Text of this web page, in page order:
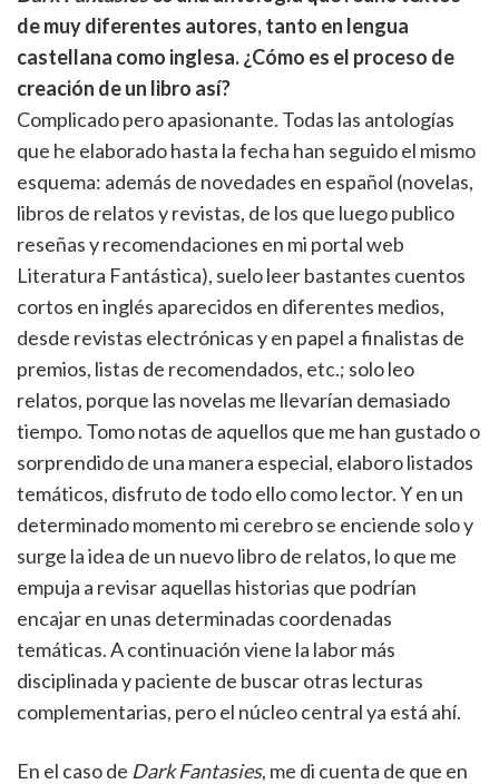
de muy diferentes autores, tanto en lengua
castellana como inglesa. ¿Cómo es el proceso de
creación de un libro así?
Complicado pero apasionante. Todas las antologías
que he elaborado hasta la fecha han seguido el mismo
esquema: además de novedades en español (novelas,
libros de relatos y revistas, de los que luego publico
reseñas y recomendaciones en mi portal web
Literatura Fantástica), suelo leer bastantes cuentos
cortos en inglés aparecidos en diferentes medios,
desde revistas electrónicas y en papel a finalistas de
premios, listas de recomendados, etc.; solo leo
relatos, porque las novelas me llevarían demasiado
tiempo. Tomo notas de aquellos que me han gustado o
sorprendido de una manera especial, elaboro listados
temáticos, disfruto de todo ello como lector. Y en un
determinado momento mi cerebro se enciende solo y
surge la idea de un nuevo libro de relatos, lo que me
empuja a revisar aquellas historias que podrían
encajar en unas determinadas coordenadas
temáticas. A continuación viene la labor más
disciplinada y paciente de buscar otras lecturas
complementarias, pero el núcleo central ya está ahí.
En el caso de Dark Fantasies, me di cuenta de que en